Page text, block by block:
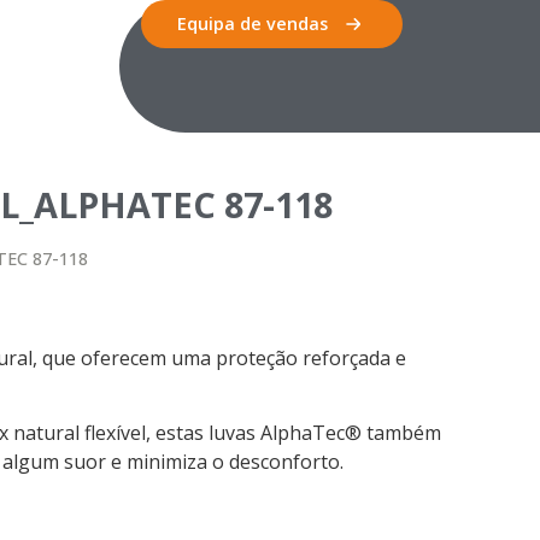
Equipa de vendas
87-118
87-118
que oferecem uma proteção reforçada e
flexível, estas luvas AlphaTec® também
suor e minimiza o desconforto.